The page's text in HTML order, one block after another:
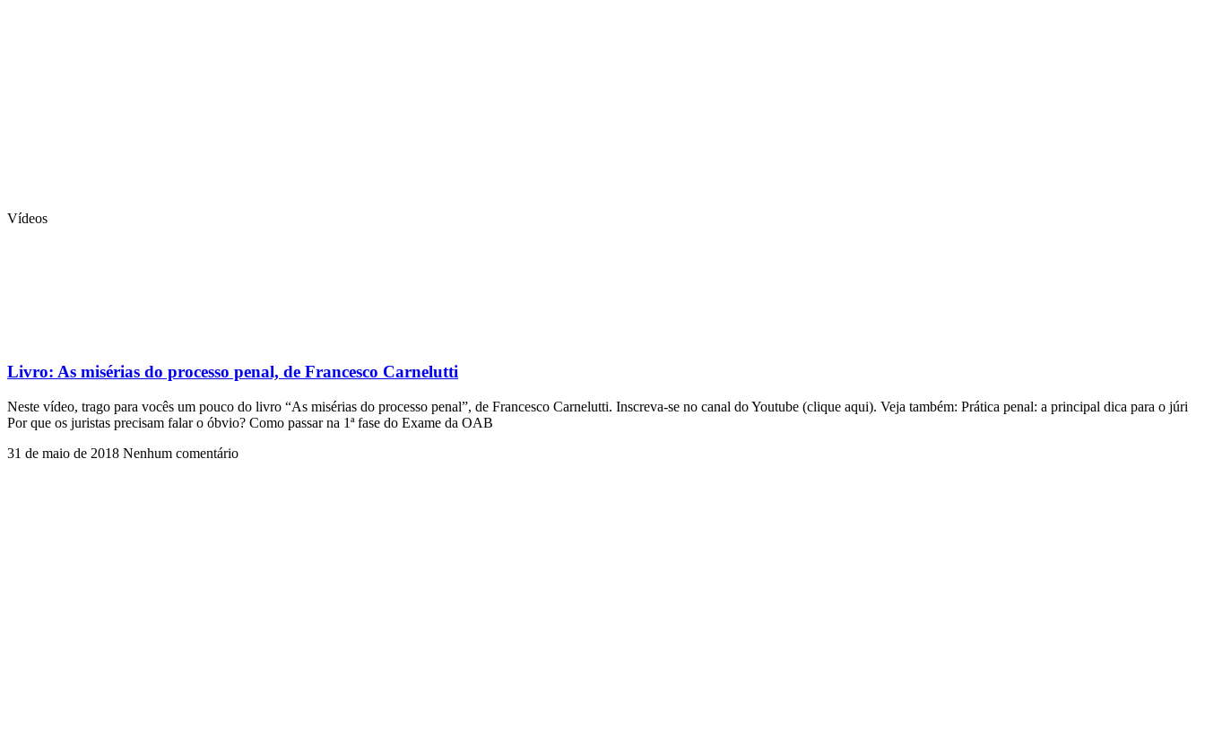
Vídeos
Livro: As misérias do processo penal, de Francesco Carnelutti
Neste vídeo, trago para vocês um pouco do livro “As misérias do processo penal”, de Francesco Carnelutti. Inscreva-se no canal do Youtube (clique aqui). Veja também: Prática penal: a principal dica para o júri
Por que os juristas precisam falar o óbvio? Como passar na 1ª fase do Exame da OAB
31 de maio de 2018 Nenhum comentário